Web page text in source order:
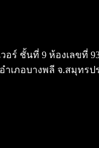
วอร์ ชั้นที่ 9 ห้องเลขที่
เภอบางพลี จ.สมุทรป